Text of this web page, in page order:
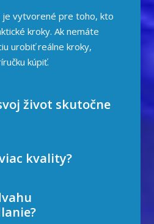
vytvorené pre toho, kto
kroky. Ak nemáte
urobiť reálne kroky,
kúpiť.
život skutočne
kvality?